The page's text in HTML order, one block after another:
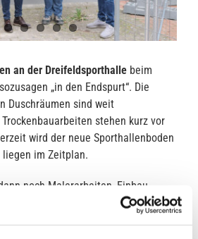
an der Dreifeldsporthalle beim
„in den Endspurt“. Die
Duschräumen sind weit
stehen kurz vor
wird der neue Sporthallenboden
im Zeitplan.
noch Malerarbeiten, Einbau
und die „allgemeine“